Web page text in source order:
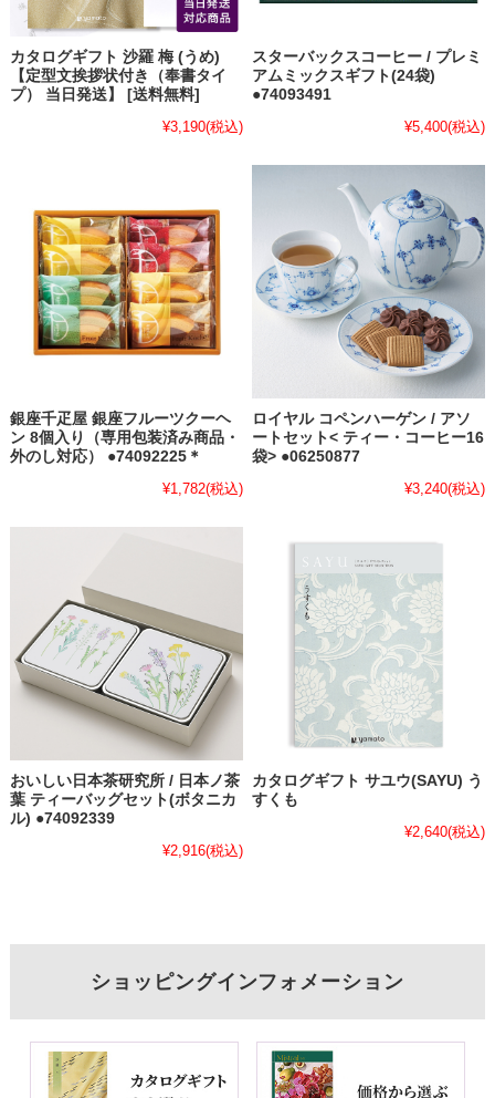
カタログギフト 沙羅 梅 (うめ)
【定型文挨拶状付き（奉書タイ
プ） 当日発送】 [送料無料]
¥3,190(税込)
スターバックスコーヒー / プレミ
アムミックスギフト(24袋)
●74093491
¥5,400(税込)
銀座千疋屋 銀座フルーツクーヘ
ン 8個入り（専用包装済み商品・
外のし対応） ●74092225＊
¥1,782(税込)
ロイヤル コペンハーゲン / アソ
ートセット< ティー・コーヒー16
袋> ●06250877
¥3,240(税込)
おいしい日本茶研究所 / 日本ノ茶
葉 ティーバッグセット(ボタニカ
ル) ●74092339
¥2,916(税込)
カタログギフト サユウ(SAYU) う
すくも
¥2,640(税込)
ショッピングインフォメーション